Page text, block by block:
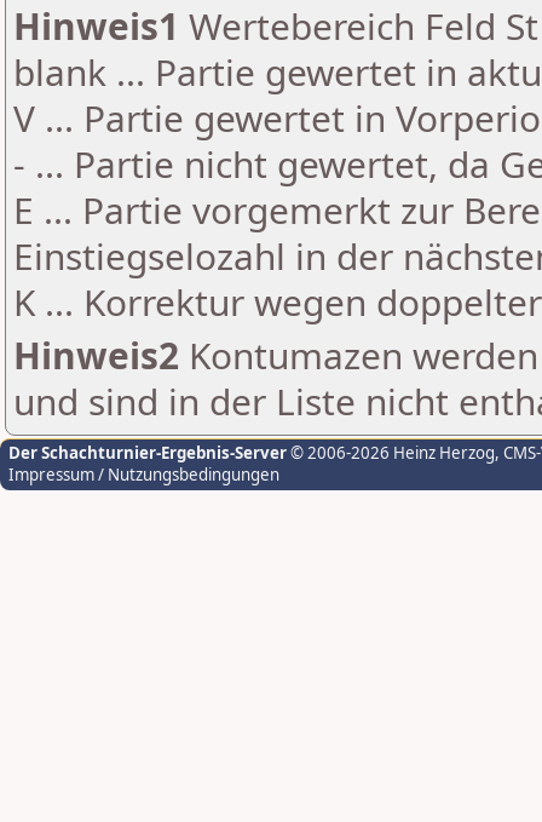
Hinweis1 Wertebereich Feld
blank ... Partie gewertet in
V ... Partie gewertet in
- ... Partie nicht gewertet, da
E ... Partie vorgemerkt zur
Einstiegselozahl in der
K ... Korrektur wegen
Hinweis2 Kontumazen
und sind in der Liste nicht
Der Schachturnier-Ergebnis-Server© 2006-2026 Heinz Herzog,
Impressum / Nutzungsbedingungen